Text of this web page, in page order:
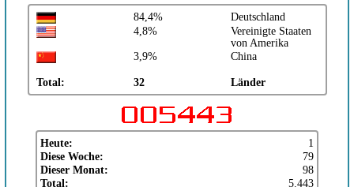
84,4%
Deutschland
4,8%
Vereinigte Staaten
von Amerika
3,9%
China
Total: 32 Länder
Heute:
1
Diese Woche:
79
Dieser Monat:
98
Total:
5.443